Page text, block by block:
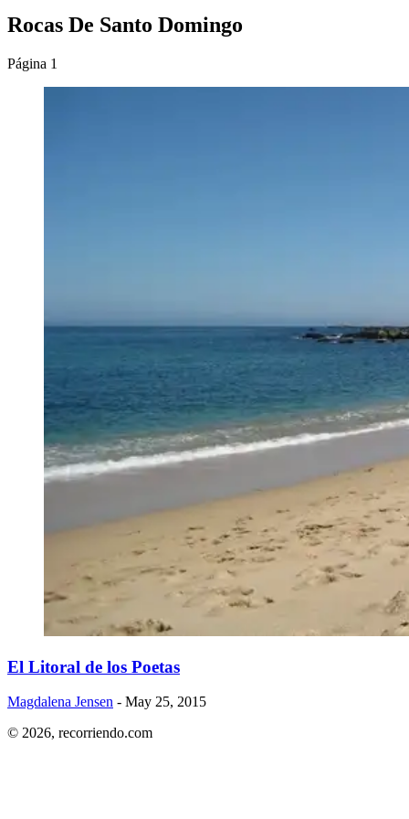
Rocas De Santo Domingo
Página 1
​El Litoral de los Poetas
Magdalena Jensen - May 25, 2015
© 2026, recorriendo.com